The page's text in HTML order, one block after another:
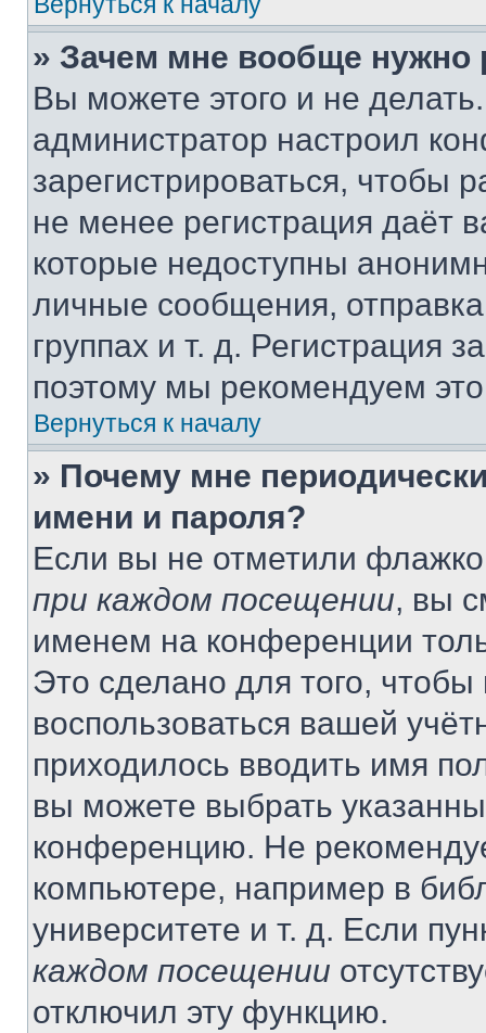
» Зачем мне вообще нужно
Вы можете этого и не
администратор настроил
зарегистрироваться, чтобы
не менее регистрация даёт
которые недоступны
личные сообщения,
группах и т. д. Регистрация
поэтому мы рекомендуем
Вернуться к началу
» Почему мне
имени и пароля?
Если вы не отметили
при каждом посещении, вы
именем на конференции
Это сделано для того, чтобы
воспользоваться вашей
приходилось вводить имя
вы можете выбрать
конференцию. Не
компьютере, например в
университете и т. д. Если
каждом посещении
отключил эту функцию.